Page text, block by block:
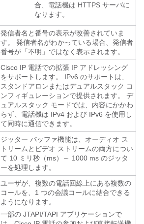
合、電話機は HTTPS サーバに
なります。
発信者名と番号の表示が改善されていま
す。 発信者名がわかっている場合、発信者
番号が「不明 」ではなく表示されます。
Cisco IP 電話での拡張 IP アドレッシング
をサポートします。 IPv6 のサポートは、
スタンドアロンまたはデュアルスタック コ
ンフィギュレーションで提供されます。 デ
ュアルスタック モードでは、内容にかかわ
らず、電話機は IPv4 および IPv6 を使用し
て同時に通信できます。
ジッター バッファ機能は、オーディオ ス
トリームとビデオ ストリームの両方につい
て 10 ミリ秒（ms）～ 1000 ms のジッタ
ーを処理します。
ユーザが、複数の電話回線上にある複数の
コールを、1 つの会議コールに結合できる
ようになります。
一部の JTAPI/TAPI アプリケーションで